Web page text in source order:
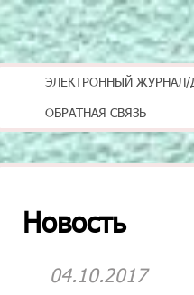
ЭЛЕКТРОННЫЙ ЖУРНАЛ/
ОБРАТНАЯ СВЯЗЬ
Новость
04.10.2017